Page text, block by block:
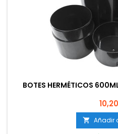
BOTES HERMÉTICOS
 Añadir